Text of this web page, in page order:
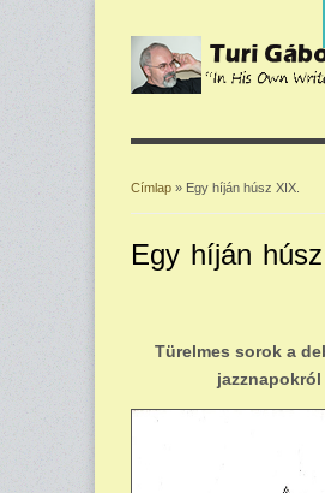
Címlap » Egy híján húsz XIX.
Egy híján
Türelmes sorok a
jazznapokról